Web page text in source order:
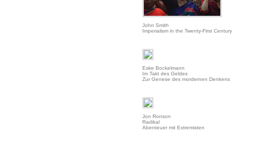
John Smith
Imperialism in the Twenty-First Century
Eske Bockelmann
Im Takt des Geldes
Zur Genese des mordernen Denkens
Jon Ronson
Radikal
Abenteuer mit Extremisten